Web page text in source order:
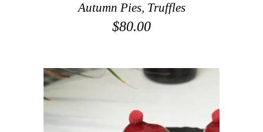
Autumn Pies, Truffles
$80.00